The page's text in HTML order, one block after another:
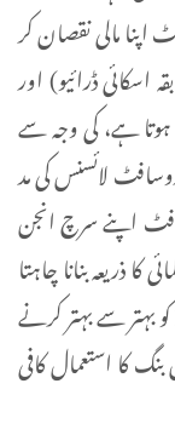
مالی نقصان کر
ڈرائیو) اور
انسٹال ہوتا ہے، کی وجہ سے
لائسنس کی مد
اپنے سرچ انجن
کمائی کا ذریعہ بنانا چاہتا
ہے۔ مائیکروسافٹ گزشتہ کئی سالوں سے Bing کو بہتر سے بہتر کرنے
کا استعمال کافی